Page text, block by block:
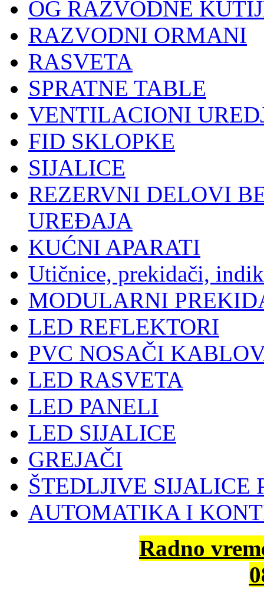
OG RAZVODNE
RAZVODNI ORMANI
RASVETA
SPRATNE TABLE
VENTILACIONI
FID SKLOPKE
SIJALICE
REZERVNI DELOVI
UREĐAJA
KUĆNI APARATI
Utičnice, prekidači,
MODULARNI
LED REFLEKTORI
PVC NOSAČI
LED RASVETA
LED PANELI
LED SIJALICE
GREJAČI
ŠTEDLJIVE SIJALICE
AUTOMATIKA I
Radno